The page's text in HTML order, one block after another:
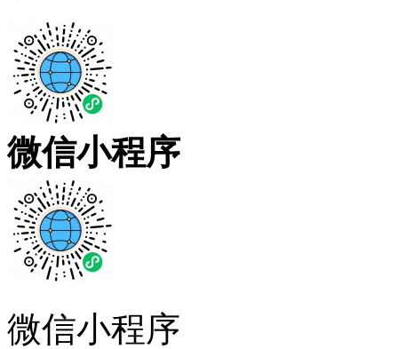
微信小程序
微信小程序